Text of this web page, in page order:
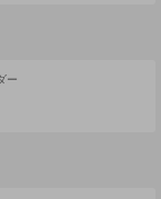
ー